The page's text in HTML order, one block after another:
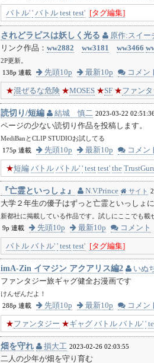
バトル' ' バトル test test' [タグ編集]
されどラピスは妖しく光る
原作:スイ
リンク作品： ww2882 ww3181 ww3466
2P更新。
138p 連載
先頭10p 最新10p コメン
★混ぜるな危険 ★MOSES ★SF ★ファン
読切り/短編 結城 慎二 2023-03-22
ページの少ない読切り作品を投稿します。
MediBanとCLIP STUDIOお試してる
175p 連載
先頭10p 最新10p コメン
★短編 バトル バトル' ' test test' the
『亡霊といっしょ』 N.V.Prince サイト
大学２年生の優子はずっと亡霊といっしょ
新都社に掲載している作品です。試しにここでも
9p 連載
先頭10p 最新10p コメント
バトル バトル' ' test test' [タグ編集]
imA-Zin イマジン アクアリス編2
いぬ
ファンタジー旅ギャグ健全お漫画です
けんぜんだよ！
288p 連載
先頭10p 最新10p コメン
★ファンタジー ★ギャグ バトル バトル' '
畑を守れ 損大工 2023-02-26 02:03:55
二人の少年が畑を守り育む